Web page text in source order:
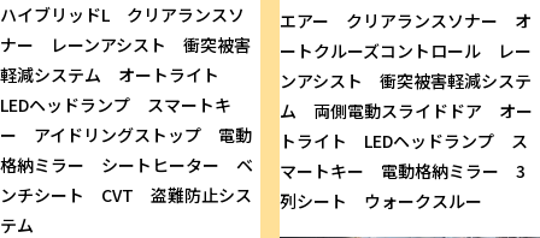
ハイブリッドL クリアランスソ
ナー レーンアシスト 衝突被害
軽減システム オートライト
LEDヘッドランプ スマートキ
ー アイドリングストップ 電動
格納ミラー シートヒーター ベ
ンチシート CVT 盗難防止シス
テム
エアー クリアランスソナー オ
ートクルーズコントロール レー
ンアシスト 衝突被害軽減システ
ム 両側電動スライドドア オー
トライト LEDヘッドランプ ス
マートキー 電動格納ミラー 3
列シート ウォークスルー